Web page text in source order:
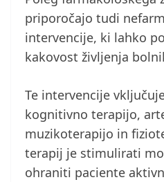
priporočajo tudi
intervencije, ki lahko
kakovost življenja
Te intervencije
kognitivno terapijo,
muzikoterapijo in
terapij je stimulirati
ohraniti paciente